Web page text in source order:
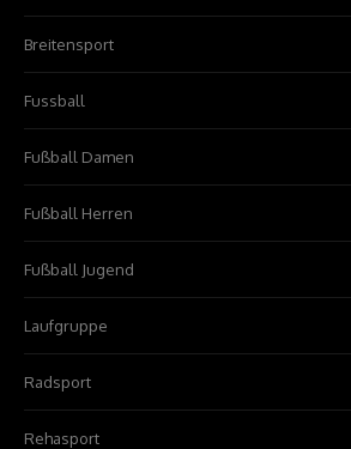
Breitensport
Fussball
Fußball Damen
Fußball Herren
Fußball Jugend
Laufgruppe
Radsport
Rehasport